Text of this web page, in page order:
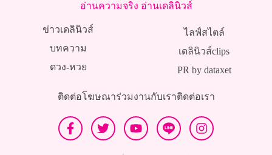
อ่านความจริง อ่านเดลินิวส์
ข่าวเดลินิวส์
บทความ
ดวง-หวย
ไลฟ์สไตล์
เดลินิวส์clips
PR by dataxet
ติดต่อโฆษณาร่วมงานกับเราติดต่อเรา